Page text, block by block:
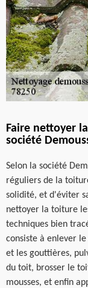
Faire nettoyer
société
Selon la société
réguliers de la
solidité, et d'éviter
nettoyer la toiture
techniques bien
consiste à enlever
et les gouttières,
du toit, brosser le
mousses, et enfin